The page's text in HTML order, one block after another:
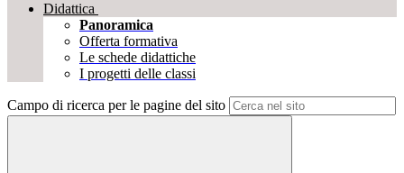
Didattica
Panoramica
Offerta formativa
Le schede didattiche
I progetti delle classi
Campo di ricerca per le pagine del sito